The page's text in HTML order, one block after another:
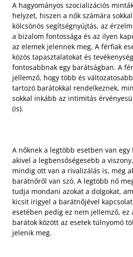
A hagyományos szocializációs
helyzet, hiszen a nők számára
kölcsönös segítségnyújtás, az
a bizalom fontossága és az ilyen
az elemek jelennek meg. A férfiak
közös tapasztalatokat és
fontosabbnak egy barátságban. A
jellemző, hogy több és
tartozó barátokkal rendelkeznek,
sokkal inkább az intimitás
(is).
A nőknek a legtöbb esetben van
akivel a legbensőségesebb a
mindig ott van a rivalizálás is, még
barátnőről van szó. A legtöbb nő
tudja mondani azokat a dolgokat,
kicsit irigyel a barátnőjével
esetében pedig ez nem jellemző, ez
barátok között az esetek túlnyomó
jelenik meg.